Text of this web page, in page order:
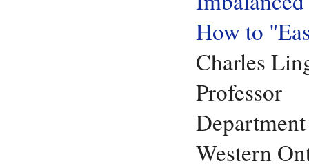
How to
Charles
Professor
Western